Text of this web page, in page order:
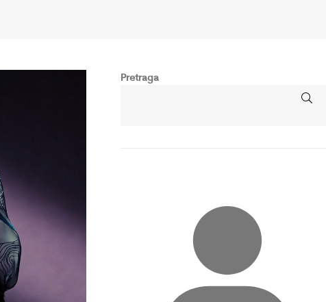
Pretraga